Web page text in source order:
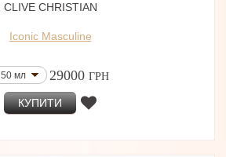
CLIVE CHRISTIAN
Iconic Masculine
50 мл 29000 ГРН
КУПИТИ